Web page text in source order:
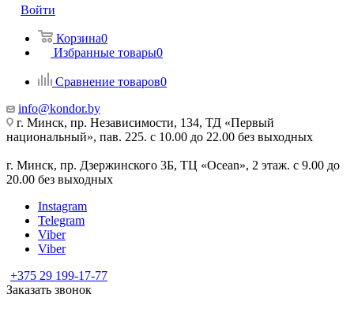
Войти
Корзина0
Избранные товары0
Сравнение товаров0
info@kondor.by
г. Минск, пр. Независимости, 134, ТД «Первый
национальный», пав. 225. с 10.00 до 22.00 без выходных
г. Минск, пр. Дзержинского 3Б, ТЦ «Ocean», 2 этаж. с 9.00 до
20.00 без выходных
Instagram
Telegram
Viber
Viber
+375 29 199-17-77
Заказать звонок